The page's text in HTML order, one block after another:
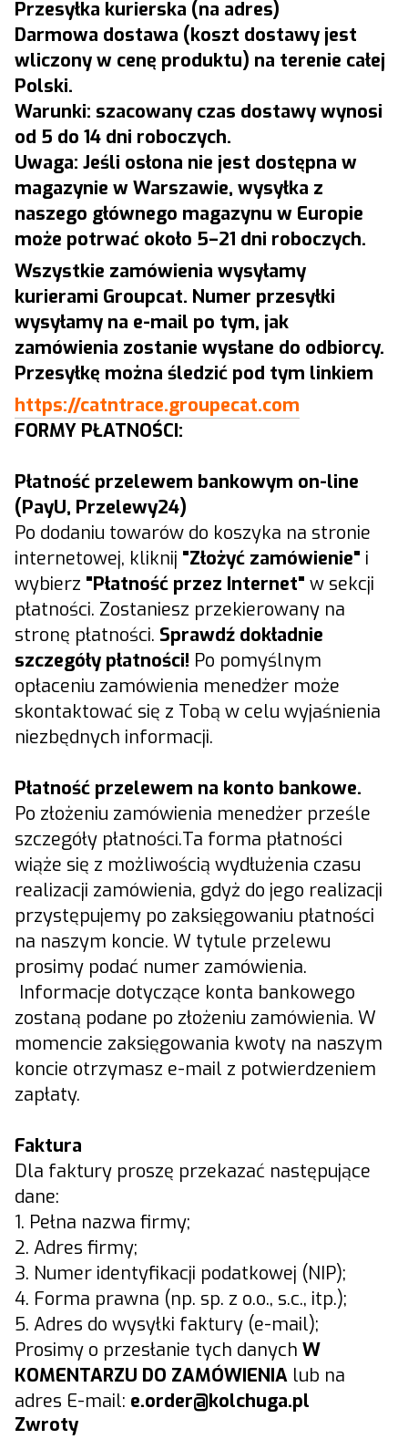
Przesyłka kurierska (na adres)
Darmowa dostawa (koszt dostawy jest
wliczony w cenę produktu) na terenie całej
Polski.
Warunki: szacowany czas dostawy wynosi
od 5 do 14 dni roboczych.
Uwaga: Jeśli osłona nie jest dostępna w
magazynie w Warszawie, wysyłka z
naszego głównego magazynu w Europie
może potrwać około 5–21 dni roboczych.
Wszystkie zamówienia wysyłamy
kurierami Groupcat. Numer przesyłki
wysyłamy na e-mail po tym, jak
zamówienia zostanie wysłane do odbiorcy.
Przesyłkę można śledzić pod tym linkiem
https://catntrace.groupecat.com
FORMY PŁATNOŚCI:
Płatność przelewem bankowym on-line
(PayU, Przelewy24)
Po dodaniu towarów do koszyka na stronie
internetowej, kliknij "Złożyć zamówienie" i
wybierz "Płatność przez Internet" w sekcji
płatności. Zostaniesz przekierowany na
stronę płatności. Sprawdź dokładnie
szczegóły płatności! Po pomyślnym
opłaceniu zamówienia menedżer może
skontaktować się z Tobą w celu wyjaśnienia
niezbędnych informacji.
Płatność przelewem na konto bankowe.
Po złożeniu zamówienia menedżer prześle
szczegóły płatności.Ta forma płatności
wiąże się z możliwością wydłużenia czasu
realizacji zamówienia, gdyż do jego realizacji
przystępujemy po zaksięgowaniu płatności
na naszym koncie. W tytule przelewu
prosimy podać numer zamówienia.
Informacje dotyczące konta bankowego
zostaną podane po złożeniu zamówienia. W
momencie zaksięgowania kwoty na naszym
koncie otrzymasz e-mail z potwierdzeniem
zapłaty.
Faktura
Dla faktury proszę przekazać następujące
dane:
1. Pełna nazwa firmy;
2. Adres firmy;
3. Numer identyfikacji podatkowej (NIP);
4. Forma prawna (np. sp. z o.o., s.c., itp.);
5. Adres do wysyłki faktury (e-mail);
Prosimy o przesłanie tych danych W
KOMENTARZU DO ZAMÓWIENIA lub na
adres E-mail: e.order@kolchuga.pl
Zwroty